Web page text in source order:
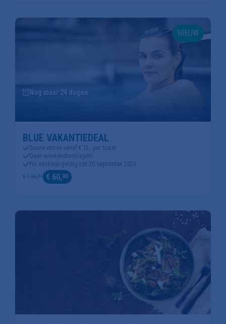
NIEUW
Nog maar 24 dagen
BLUE VAKANTIEDEAL
Sauna entree vanaf € 15,- per ticket
Geen weekendtoeslagen!
Na aankoop geldig t/m 20 september 2026
€ 60,00